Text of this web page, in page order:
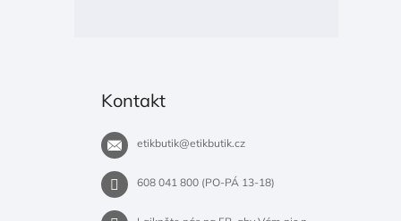
Kontakt
etikbutik@etikbutik.cz
608 041 800 (PO-PÁ 13-18)